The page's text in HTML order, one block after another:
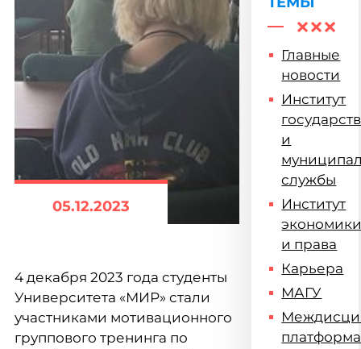
05.12.2023
4 декабря 2023 года студенты
Университета «МИР» стали
участниками мотивационного
группового тренинга по
Главные
новости
Институт
и
службы
Институт
и права
Карьера
МАГУ
платформа